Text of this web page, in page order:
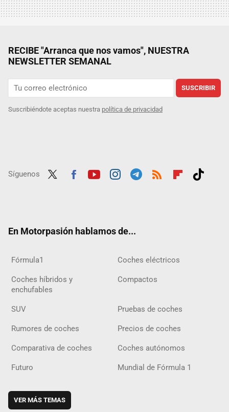
RECIBE "Arranca que nos vamos", NUESTRA
NEWSLETTER SEMANAL
SUSCRIBIR
Suscribiéndote aceptas nuestra política de privacidad
Síguenos
En Motorpasión hablamos de...
Fórmula1 Coches eléctricos
Coches híbridos y
enchufables
Compactos
SUV Pruebas de coches
Rumores de coches Precios de coches
Comparativa de coches Coches autónomos
Futuro Mundial de Fórmula 1
VER MÁS TEMAS